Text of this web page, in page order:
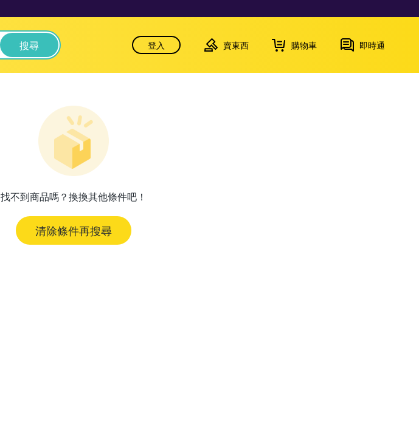
搜尋 登入 賣東西 購物車 即時通
找不到商品嗎？換換其他條件吧！
清除條件再搜尋